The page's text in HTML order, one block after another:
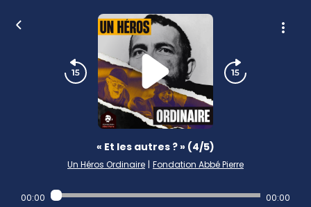
« Et les autres ? » (4/5)
Un Héros Ordinaire | Fondation Abbé Pierre
00:00 00:00